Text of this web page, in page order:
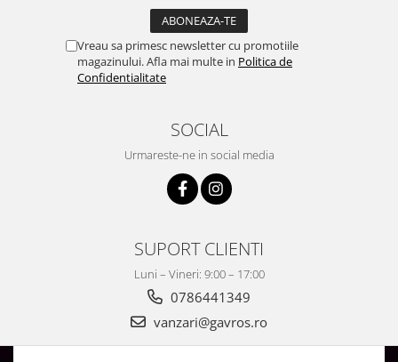
Vreau sa primesc newsletter cu promotiile
magazinului. Afla mai multe in Politica de
Confidentialitate
SOCIAL
Urmareste-ne in social media
SUPORT CLIENTI
Luni – Vineri: 9:00 – 17:00
0786441349
vanzari@gavros.ro